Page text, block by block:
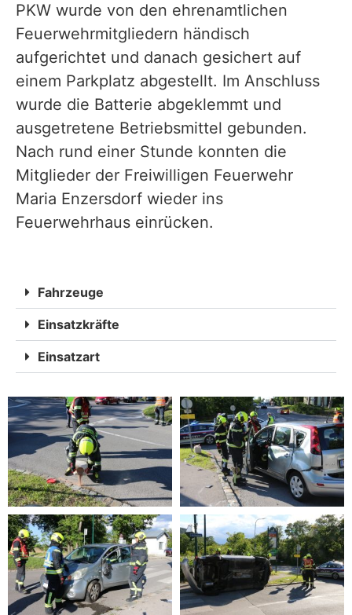
PKW wurde von den ehrenamtlichen
Feuerwehrmitgliedern händisch
aufgerichtet und danach gesichert auf
einem Parkplatz abgestellt. Im Anschluss
wurde die Batterie abgeklemmt und
ausgetretene Betriebsmittel gebunden.
Nach rund einer Stunde konnten die
Mitglieder der Freiwilligen Feuerwehr
Maria Enzersdorf wieder ins
Feuerwehrhaus einrücken.
Fahrzeuge
Einsatzkräfte
Einsatzart